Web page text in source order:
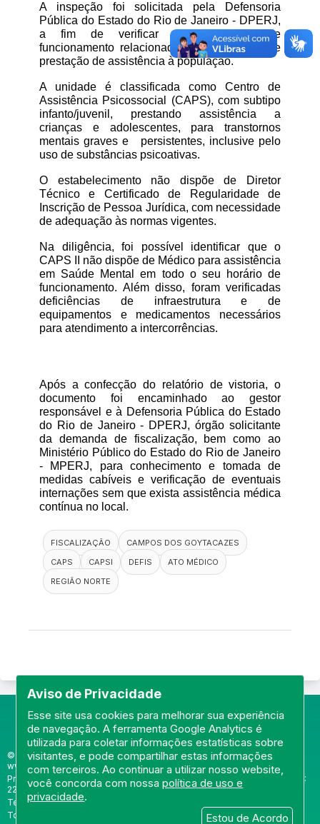
Aviso de Privacidade
Esse site usa cookies para melhorar sua experiência
de navegação. A ferramenta Google Analytics é
utilizada para coletar informações estatísticas sobre
visitantes, e pode compartilhar estas informações
com terceiros. Ao continuar a utilizar nosso website,
você concorda com nossapolítica de uso e
privacidade.
Estou de Acordo
A inspeção foi solicitada pela Defensoria
Pública do Estado do Rio de Janeiro - DPERJ,
a fim de verificar as condições de
funcionamento relacionadas ao ato médico e
prestação de assistência à população.
A unidade é classificada como Centro de
Assistência Psicossocial (CAPS), com subtipo
infanto/juvenil, prestando assistência a
crianças e adolescentes, para transtornos
mentais graves e   persistentes, inclusive pelo
uso de substâncias psicoativas.
O estabelecimento não dispõe de Diretor
Técnico e Certificado de Regularidade de
Inscrição de Pessoa Jurídica, com necessidade
de adequação às normas vigentes.
Na diligência, foi possível identificar que o
CAPS II não dispõe de Médico para assistência
em Saúde Mental em todo o seu horário de
funcionamento. Além disso, foram verificadas
deficiências de infraestrutura e de
equipamentos e medicamentos necessários
para atendimento a intercorrências.
Após a confecção do relatório de vistoria, o
documento foi encaminhado ao gestor
responsável e à Defensoria Pública do Estado
do Rio de Janeiro - DPERJ, órgão solicitante
da demanda de fiscalização, bem como ao
Ministério Público do Estado do Rio de Janeiro
- MPERJ, para conhecimento e tomada de
medidas cabíveis e verificação de eventuais
internações sem que exista assistência médica
contínua no local.
FISCALIZAÇÃO
CAMPOS DOS GOYTACAZES
CAPS
CAPSI DEFIS
ATO MÉDICO
REGIÃO NORTE
© Portal do Conselho Regional de Medicina do Rio de Janeiro -
www.cremerj.org.br
Praia de Botafogo (228), loja 119b - Botafogo - Rio de Janeiro/RJ - CEP:
22250-145
Tel: (21) 3184-7050 /
Todos os direitos reservados 2013-2026